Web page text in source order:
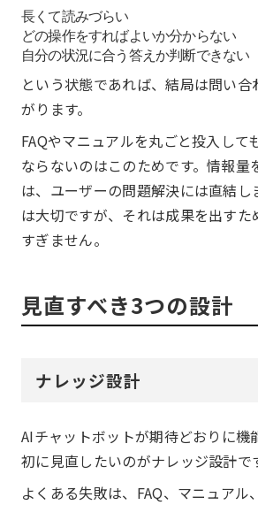
長くて読みづらい
どの操作をすればよいか分からない
自分の状況に合う答えか判断できない
という状態であれば、結局は問い
がります。
FAQやマニュアルを丸ごと投入して
ならないのはこのためです。情報量
は、ユーザーの問題解決には直結し
は大切ですが、それは成果を出すた
すぎません。
見直すべき3つの設計
ナレッジ設計
AIチャットボットが期待どおりに機
初に見直したいのがナレッジ設計で
よくある失敗は、FAQ、マニュアル